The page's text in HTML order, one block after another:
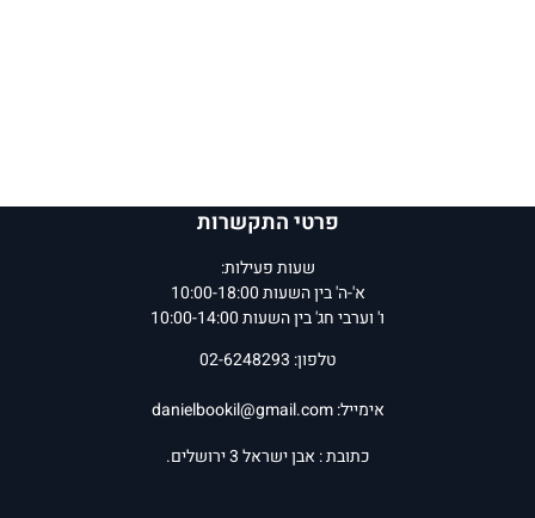
פרטי התקשרות
שעות פעילות:
א'-ה' בין השעות 10:00-18:00
ו' וערבי חג' בין השעות 10:00-14:00
טלפון: 02-6248293
אימייל:danielbookil@gmail.com
כתובת : אבן ישראל 3 ירושלים.